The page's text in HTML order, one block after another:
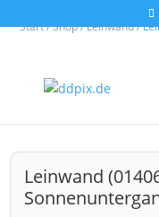
Start/Shop/Leinwand/
Leinwand